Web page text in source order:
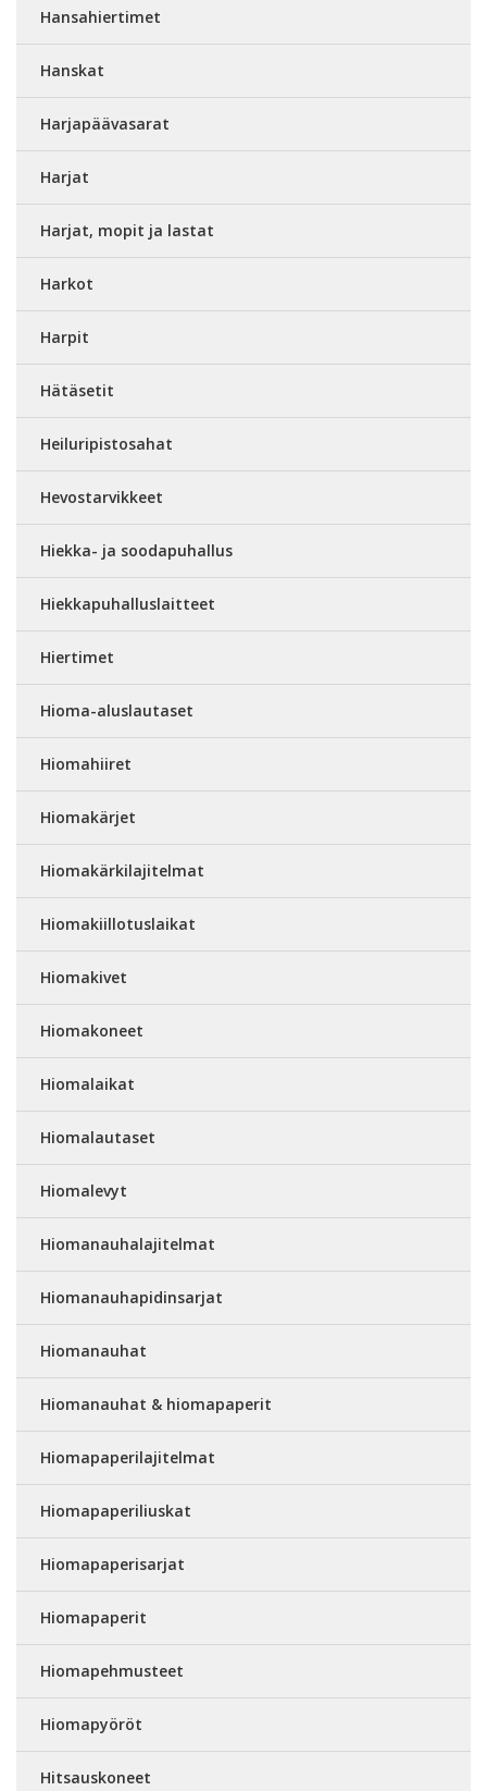
Hansahiertimet
Hanskat
Harjapäävasarat
Harjat
Harjat, mopit ja lastat
Harkot
Harpit
Hätäsetit
Heiluripistosahat
Hevostarvikkeet
Hiekka- ja soodapuhallus
Hiekkapuhalluslaitteet
Hiertimet
Hioma-aluslautaset
Hiomahiiret
Hiomakärjet
Hiomakärkilajitelmat
Hiomakiillotuslaikat
Hiomakivet
Hiomakoneet
Hiomalaikat
Hiomalautaset
Hiomalevyt
Hiomanauhalajitelmat
Hiomanauhapidinsarjat
Hiomanauhat
Hiomanauhat & hiomapaperit
Hiomapaperilajitelmat
Hiomapaperiliuskat
Hiomapaperisarjat
Hiomapaperit
Hiomapehmusteet
Hiomapyöröt
Hitsauskoneet